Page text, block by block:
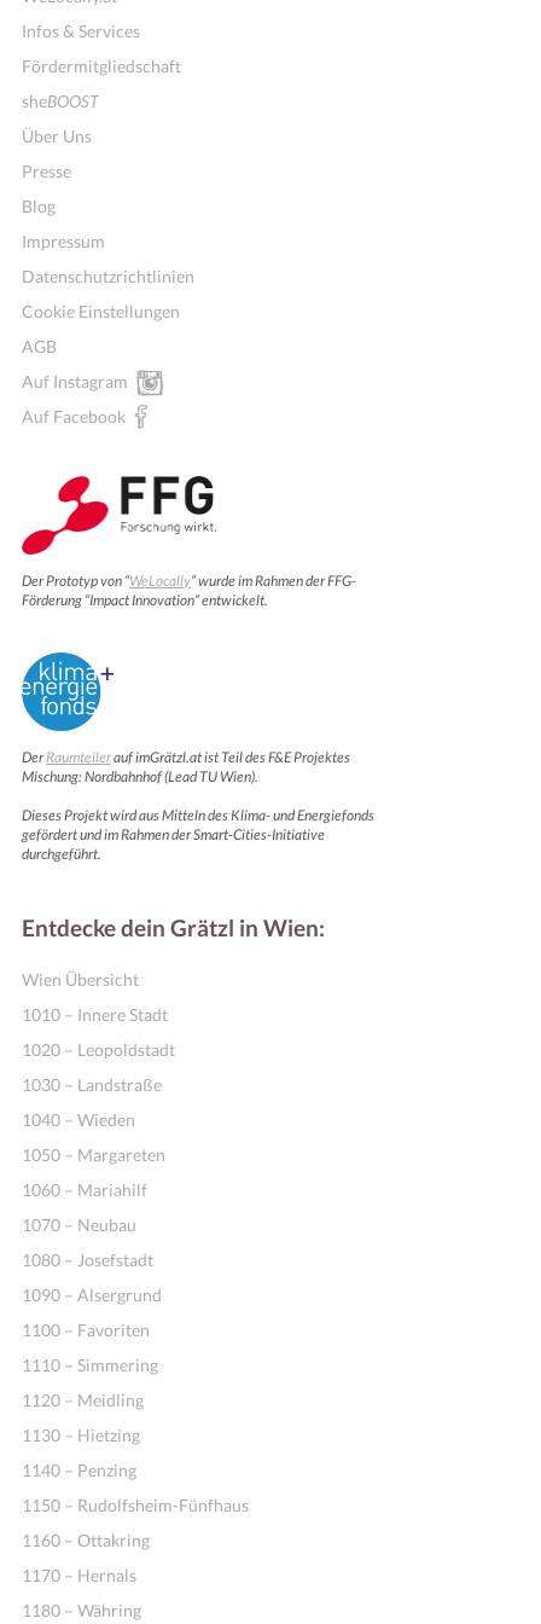
Online Shops
Infos & Services
Fördermitgliedschaft
sheBOOST
Über Uns
Presse
Blog
Impressum
Datenschutzrichtlinien
Cookie Einstellungen
AGB
Auf Instagram
Auf Facebook
Der Prototyp von “WeLocally” wurde im Rahmen der FFG-
Förderung “Impact Innovation” entwickelt.
DerRaumteilerauf imGrätzl.at ist Teil des F&E Projektes
Mischung: Nordbahnhof (Lead TU Wien).
Dieses Projekt wird aus Mitteln des Klima- und Energiefonds
gefördert und im Rahmen der Smart-Cities-Initiative
durchgeführt.
Entdecke dein Grätzl in Wien:
Wien Übersicht
1010 – Innere Stadt
1020 – Leopoldstadt
1030 – Landstraße
1040 – Wieden
1050 – Margareten
1060 – Mariahilf
1070 – Neubau
1080 – Josefstadt
1090 – Alsergrund
1100 – Favoriten
1110 – Simmering
1120 – Meidling
1130 – Hietzing
1140 – Penzing
1150 – Rudolfsheim-Fünfhaus
1160 – Ottakring
1170 – Hernals
1180 – Währing